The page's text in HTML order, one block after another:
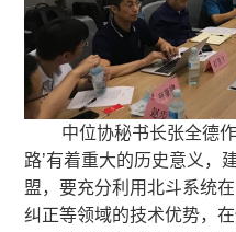
中位协秘书长张全德
路’有着重大的历史意义，
盟，要充分利用北斗系统
纠正等领域的技术优势，